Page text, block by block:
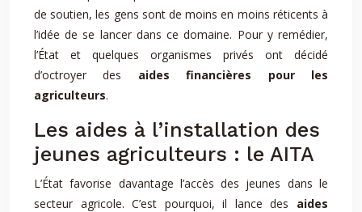
de soutien, les gens sont de moins en moins réticents à
l’idée de se lancer dans ce domaine. Pour y remédier,
l’État et quelques organismes privés ont décidé
d’octroyer des aides financières pour les
agriculteurs.
Les aides à l’installation des
jeunes agriculteurs : le AITA
L’État favorise davantage l’accès des jeunes dans le
secteur agricole. C’est pourquoi, il lance des aides